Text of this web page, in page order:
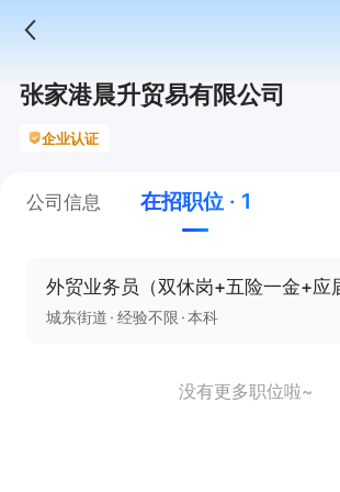
张家港晨升贸易有限公司
企业认证
公司信息 在招职位 · 1
城东街道 经验不限 本科
没有更多职位啦~